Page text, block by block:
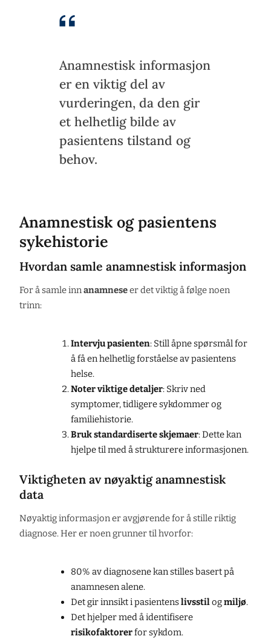
Anamnestisk informasjon
er en viktig del av
vurderingen, da den gir
et helhetlig bilde av
pasientens tilstand og
behov.
Anamnestisk og pasientens
sykehistorie
Hvordan samle anamnestisk informasjon
For å samle innanamneseer det viktig å følge noen
trinn:
Intervju pasienten: Still åpne spørsmål for
å få en helhetlig forståelse av pasientens
helse.
Noter viktige detaljer: Skriv ned
symptomer, tidligere sykdommer og
familiehistorie.
Bruk standardiserte skjemaer: Dette kan
hjelpe til med å strukturere informasjonen.
Viktigheten av nøyaktig anamnestisk
data
Nøyaktig informasjon er avgjørende for å stille riktig
diagnose. Her er noen grunner til hvorfor:
80% av diagnosene kan stilles basert på
anamnesen alene.
Det gir innsikt i pasientenslivsstilogmiljø.
Det hjelper med å identifisere
risikofaktorerfor sykdom.